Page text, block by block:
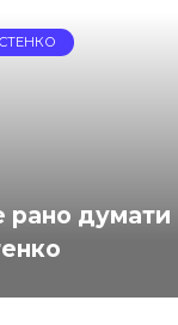
рано думати